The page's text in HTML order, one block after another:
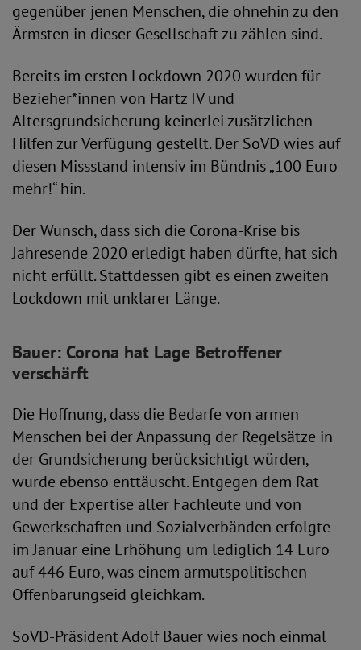
gegenüber jenen Menschen, die ohnehin zu den
Ärmsten in dieser Gesellschaft zu zählen sind.
Bereits im ersten Lockdown 2020 wurden für
Bezieher*innen von Hartz IV und
Altersgrundsicherung keinerlei zusätzlichen
Hilfen zur Verfügung gestellt. Der SoVD wies auf
diesen Missstand intensiv im Bündnis „100 Euro
mehr!“ hin.
Der Wunsch, dass sich die Corona-Krise bis
Jahresende 2020 erledigt haben dürfte, hat sich
nicht erfüllt. Stattdessen gibt es einen zweiten
Lockdown mit unklarer Länge.
Bauer: Corona hat Lage Betroffener
verschärft
Die Hoffnung, dass die Bedarfe von armen
Menschen bei der Anpassung der Regelsätze in
der Grundsicherung berücksichtigt würden,
wurde ebenso enttäuscht. Entgegen dem Rat
und der Expertise aller Fachleute und von
Gewerkschaften und Sozialverbänden erfolgte
im Januar eine Erhöhung um lediglich 14 Euro
auf 446 Euro, was einem armutspolitischen
Offenbarungseid gleichkam.
SoVD-Präsident Adolf Bauer wies noch einmal